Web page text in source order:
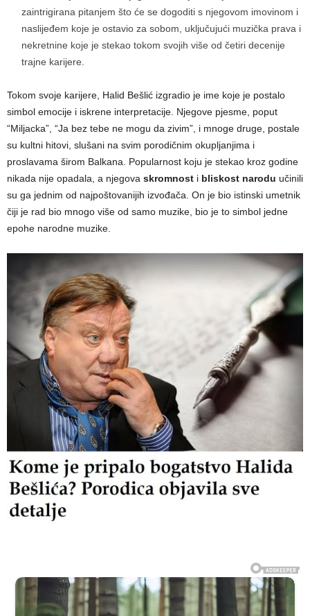
zaintrigirana pitanjem što će se dogoditi s njegovom imovinom i
naslijeđem koje je ostavio za sobom, uključujući muzička prava i
nekretnine koje je stekao tokom svojih više od četiri decenije
trajne karijere.
Tokom svoje karijere, Halid Bešlić izgradio je ime koje je postalo
simbol emocije i iskrene interpretacije. Njegove pjesme, poput
“Miljacka”, “Ja bez tebe ne mogu da zivim”, i mnoge druge, postale
su kultni hitovi, slušani na svim porodičnim okupljanjima i
proslavama širom Balkana. Popularnost koju je stekao kroz godine
nikada nije opadala, a njegova skromnost i bliskost narodu učinili
su ga jednim od najpoštovanijih izvođača. On je bio istinski umetnik
čiji je rad bio mnogo više od samo muzike, bio je to simbol jedne
epohe narodne muzike.